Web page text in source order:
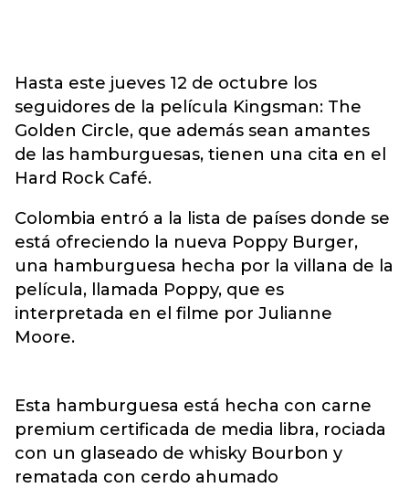
Hasta este jueves 12 de octubre los
seguidores de la película Kingsman: The
Golden Circle, que además sean amantes
de las hamburguesas, tienen una cita en el
Hard Rock Café.
Colombia entró a la lista de países donde se
está ofreciendo la nueva Poppy Burger,
una hamburguesa hecha por la villana de la
película, llamada Poppy, que es
interpretada en el filme por Julianne
Moore.
Esta hamburguesa está hecha con carne
premium certificada de media libra, rociada
con un glaseado de whisky Bourbon y
rematada con cerdo ahumado